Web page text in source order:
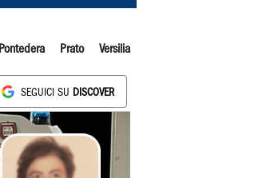
Pontedera Prato Versilia
SEGUICI SU DISCOVER